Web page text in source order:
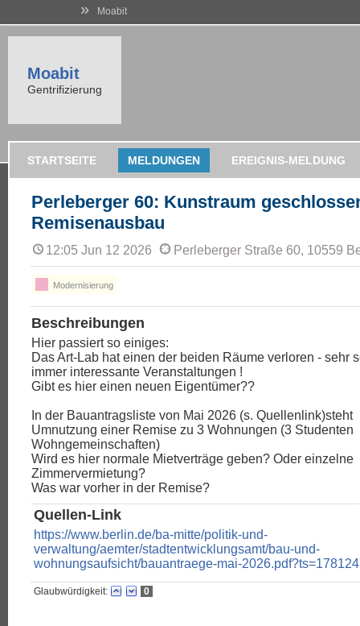
» Moabit
Moabit
Gentrifizierung
STARTSEITE MELDUNGEN EREIGNIS-MELDUNG
Perleberger 60: Kunstraum
Remisenausbau
12:05 Jun 12 2026 Perleberger Straße 60, 10559
Modernisierung
Beschreibungen
Hier passiert so einiges:
Das Art-Lab hat einen der beiden Räume verloren - sehr
immer interessante Veranstaltungen !
Gibt es hier einen neuen Eigentümer??
In der Bauantragsliste von Mai 2026 (s. Quellenlink)steht
Umnutzung einer Remise zu 3 Wohnungen (3 Studenten
Wohngemeinschaften)
Wird es hier normale Mietverträge geben? Oder einzelne
Zimmervermietung?
Was war vorher in der Remise?
Quellen-Link
https://www.berlin.de/ba-mitte/politik-und-
verwaltung/aemter/stadtentwicklungsamt/bau-und-
wohnungsaufsicht/bauantraege-mai-
Glaubwürdigkeit: 0